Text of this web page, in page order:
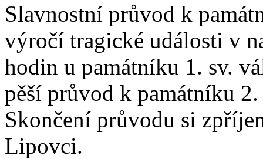
Slavnostní průvod k
výročí tragické události v
hodin u památníku 1. sv.
pěší průvod k památníku
Skončení průvodu si
Lipovci.